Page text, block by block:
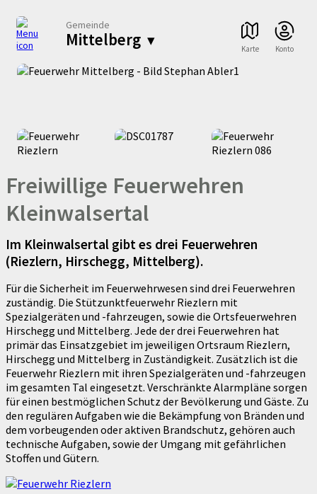
Gemeinde
Mittelberg ▾ Karte Konto
Freiwillige Feuerwehren
Kleinwalsertal
Im Kleinwalsertal gibt es drei Feuerwehren
(Riezlern, Hirschegg, Mittelberg).
Für die Sicherheit im Feuerwehrwesen sind drei Feuerwehren
zuständig. Die Stützunktfeuerwehr Riezlern mit
Spezialgeräten und -fahrzeugen, sowie die Ortsfeuerwehren
Hirschegg und Mittelberg. Jede der drei Feuerwehren hat
primär das Einsatzgebiet im jeweiligen Ortsraum Riezlern,
Hirschegg und Mittelberg in Zuständigkeit. Zusätzlich ist die
Feuerwehr Riezlern mit ihren Spezialgeräten und -fahrzeugen
im gesamten Tal eingesetzt. Verschränkte Alarmpläne sorgen
für einen bestmöglichen Schutz der Bevölkerung und Gäste. Zu
den regulären Aufgaben wie die Bekämpfung von Bränden und
dem vorbeugenden oder aktiven Brandschutz, gehören auch
technische Aufgaben, sowie der Umgang mit gefährlichen
Stoffen und Gütern.